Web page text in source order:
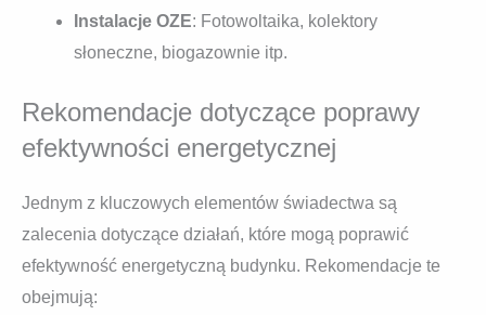
Instalacje OZE: Fotowoltaika, kolektory
słoneczne, biogazownie itp.
Rekomendacje dotyczące poprawy
efektywności energetycznej
Jednym z kluczowych elementów świadectwa są
zalecenia dotyczące działań, które mogą poprawić
efektywność energetyczną budynku. Rekomendacje te
obejmują: